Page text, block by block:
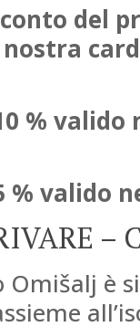
del
card
% valido
% valido
–
Omišalj è